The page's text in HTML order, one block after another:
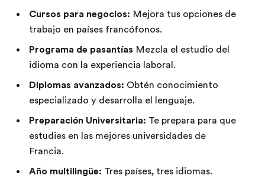
Cursos para negocios: Mejora tus opciones de
trabajo en países francófonos.
Programa de pasantías Mezcla el estudio del
idioma con la experiencia laboral.
Diplomas avanzados: Obtén conocimiento
especializado y desarrolla el lenguaje.
Preparación Universitaria: Te prepara para que
estudies en las mejores universidades de
Francia.
Año multilingüe: Tres países, tres idiomas.